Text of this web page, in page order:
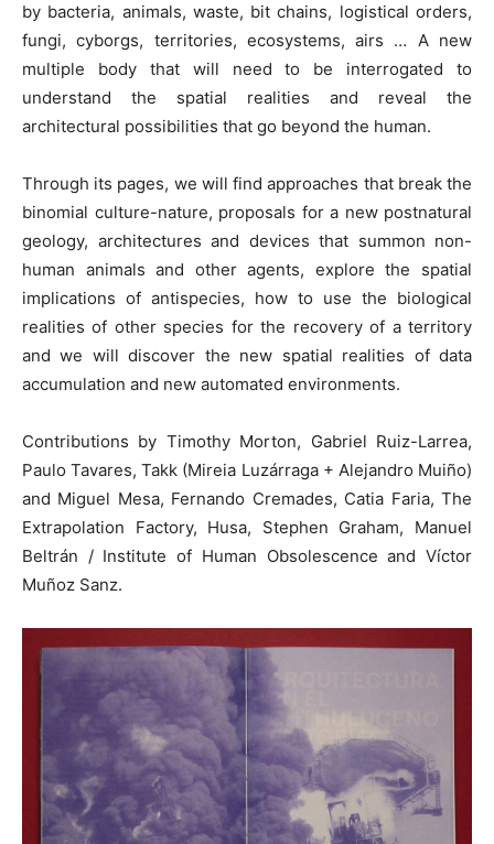
by bacteria, animals, waste, bit chains, logistical orders,
fungi, cyborgs, territories, ecosystems, airs … A new
multiple body that will need to be interrogated to
understand the spatial realities and reveal the
architectural possibilities that go beyond the human.
Through its pages, we will find approaches that break the
binomial culture-nature, proposals for a new postnatural
geology, architectures and devices that summon non-
human animals and other agents, explore the spatial
implications of antispecies, how to use the biological
realities of other species for the recovery of a territory
and we will discover the new spatial realities of data
accumulation and new automated environments.
Contributions by Timothy Morton, Gabriel Ruiz-Larrea,
Paulo Tavares, Takk (Mireia Luzárraga + Alejandro Muiño)
and Miguel Mesa, Fernando Cremades, Catia Faria, The
Extrapolation Factory, Husa, Stephen Graham, Manuel
Beltrán / Institute of Human Obsolescence and Víctor
Muñoz Sanz.